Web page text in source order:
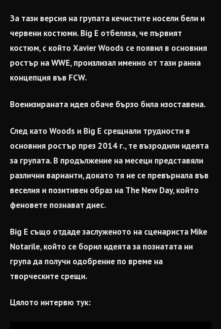
За тази версия на групата кечистите носели бели и
червени костюми. Big E отбеляза, че първият
костюм, с който Xavier Woods се появил в основния
ростър на WWE, произлизал именно от тази ранна
концепция във FCW.
Военизираната идея обаче бързо била изоставена.
След като Woods и Big E срещнали трудности в
основния ростър през 2014 г., те възродили идеята
за групата. В продължение на месеци представяли
различни варианти, докато тя не се превърнала във
веселия и позитивен образ на The New Day, който
феновете познават днес.
Big E също отдаде заслуженото на сценариста Mike
Notarile, който се борил идеята за познатата ни
група да получи одобрение по време на
творческите срещи.
Цялото интервю тук: